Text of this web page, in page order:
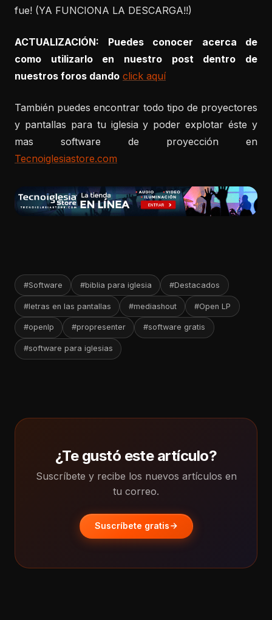
fue! (YA FUNCIONA LA DESCARGA!!)
ACTUALIZACIÓN: Puedes conocer acerca de
como utilizarlo en nuestro post dentro de
nuestros foros dando click aquí
También puedes encontrar todo tipo de proyectores
y pantallas para tu iglesia y poder explotar éste y
mas software de proyección en
Tecnoiglesiastore.com
#Software #biblia para iglesia #Destacados
#letras en las pantallas #mediashout #Open LP
#openlp #propresenter #software gratis
#software para iglesias
¿Te gustó este artículo?
Suscríbete y recibe los nuevos artículos en
tu correo.
Suscríbete gratis